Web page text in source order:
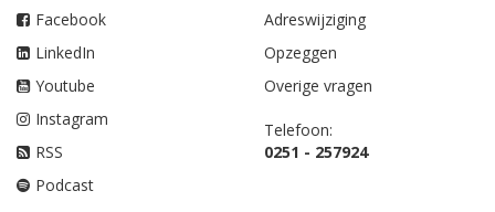
Facebook
LinkedIn
Youtube
Instagram
RSS
Podcast
Adreswijziging
Opzeggen
Overige vragen
Telefoon:
0251 - 257924